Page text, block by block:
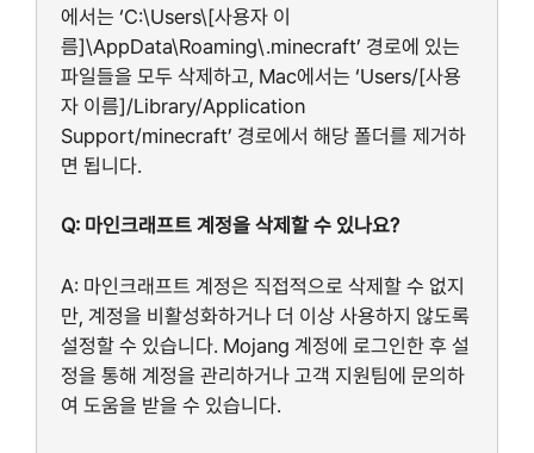
에서는 ‘C:\Users\[사용자 이
름]\AppData\Roaming\.minecraft’ 경로에 있는
파일들을 모두 삭제하고, Mac에서는 ‘Users/[사용
자 이름]/Library/Application
Support/minecraft’ 경로에서 해당 폴더를 제거하
면 됩니다.
Q: 마인크래프트 계정을 삭제할 수 있나요?
A: 마인크래프트 계정은 직접적으로 삭제할 수 없지
만, 계정을 비활성화하거나 더 이상 사용하지 않도록
설정할 수 있습니다. Mojang 계정에 로그인한 후 설
정을 통해 계정을 관리하거나 고객 지원팀에 문의하
여 도움을 받을 수 있습니다.